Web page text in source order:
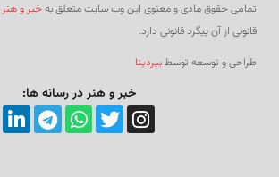
تمامی حقوق مادی و معنوی این وب سایت متعلق بهخبر و هنر
قانونی از آن پیگرد قانونی دارد.
طراحی و توسعه توسطبیردیتا
خبر و هنر در رسانه ها: